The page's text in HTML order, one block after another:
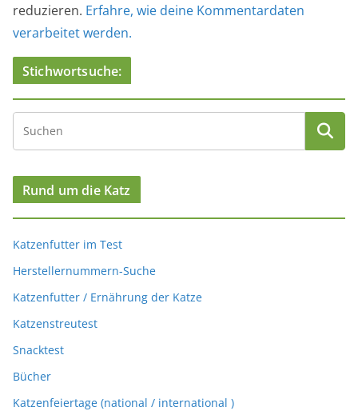
reduzieren. Erfahre, wie deine Kommentardaten
verarbeitet werden.
Stichwortsuche:
Rund um die Katz
Katzenfutter im Test
Herstellernummern-Suche
Katzenfutter / Ernährung der Katze
Katzenstreutest
Snacktest
Bücher
Katzenfeiertage (national / international )